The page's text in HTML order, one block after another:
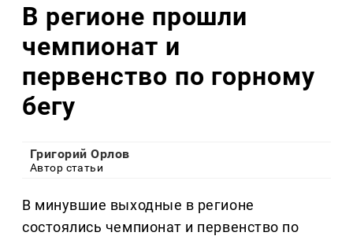
В регионе прошли
чемпионат и
первенство по горному
бегу
Григорий Орлов
Автор статьи
В минувшие выходные в регионе
состоялись чемпионат и первенство по